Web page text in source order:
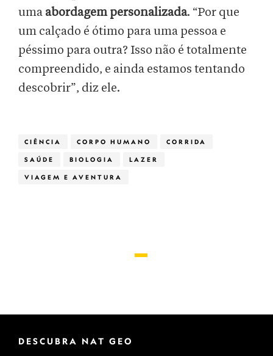
uma abordagem personalizada. “Por que
um calçado é ótimo para uma pessoa e
péssimo para outra? Isso não é totalmente
compreendido, e ainda estamos tentando
descobrir”, diz ele.
CIÊNCIA CORPO HUMANO CORRIDA
SAÚDE BIOLOGIA LAZER
VIAGEM E AVENTURA
DESCUBRA NAT GEO